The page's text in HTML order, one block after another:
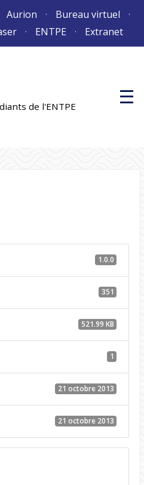
Aurion
Bureau virtuel
ENTPE Extranet
de l'ENTPE
M
e
1.0.0
351
521.99 KB
1
21 octobre 2013
21 octobre 2013